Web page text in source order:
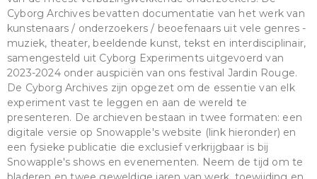
Cyborg Archives bevatten documentatie van het werk van
kunstenaars / onderzoekers / beoefenaars uit vele genres -
muziek, theater, beeldende kunst, tekst en interdisciplinair,
samengesteld uit Cyborg Experiments uitgevoerd van
2023-2024 onder auspiciën van ons festival Jardin Rouge.
De Cyborg Archives zijn opgezet om de essentie van elk
experiment vast te leggen en aan de wereld te
presenteren. De archieven bestaan in twee formaten: een
digitale versie op Snowapple's website (link hieronder) en
een fysieke publicatie die exclusief verkrijgbaar is bij
Snowapple's shows en evenementen. Neem de tijd om te